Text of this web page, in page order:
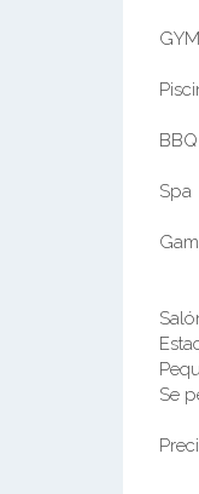
GYM
BBQ
Spa
Se